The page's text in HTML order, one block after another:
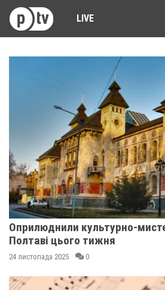
LIVE
Оприлюднили культурно-
Полтаві цього тижня
24 листопада 2025 0